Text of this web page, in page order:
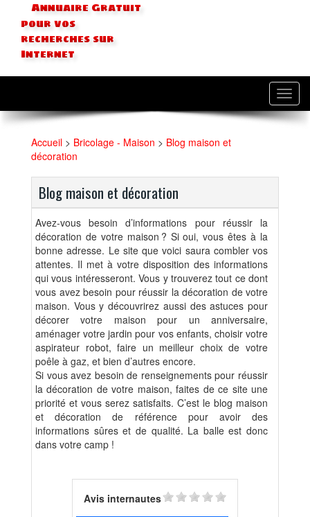
Annuaire Gratuit
pour vos
recherches sur
Internet
Accueil > Bricolage - Maison > Blog maison et
décoration
Blog maison et décoration
Avez-vous besoin d’informations pour réussir la
décoration de votre maison ? Si oui, vous êtes à la
bonne adresse. Le site que voici saura combler vos
attentes. Il met à votre disposition des informations
qui vous intéresseront. Vous y trouverez tout ce dont
vous avez besoin pour réussir la décoration de votre
maison. Vous y découvrirez aussi des astuces pour
décorer votre maison pour un anniversaire,
aménager votre jardin pour vos enfants, choisir votre
aspirateur robot, faire un meilleur choix de votre
poêle à gaz, et bien d’autres encore.
Si vous avez besoin de renseignements pour réussir
la décoration de votre maison, faites de ce site une
priorité et vous serez satisfaits. C’est le blog maison
et décoration de référence pour avoir des
informations sûres et de qualité. La balle est donc
dans votre camp !
Avis internautes